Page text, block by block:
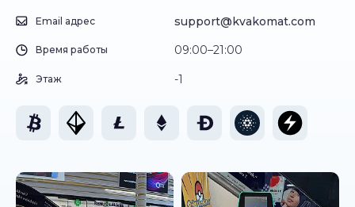
Email адрес support@kvakomat.com
Время работы 09:00–21:00
Этаж -1